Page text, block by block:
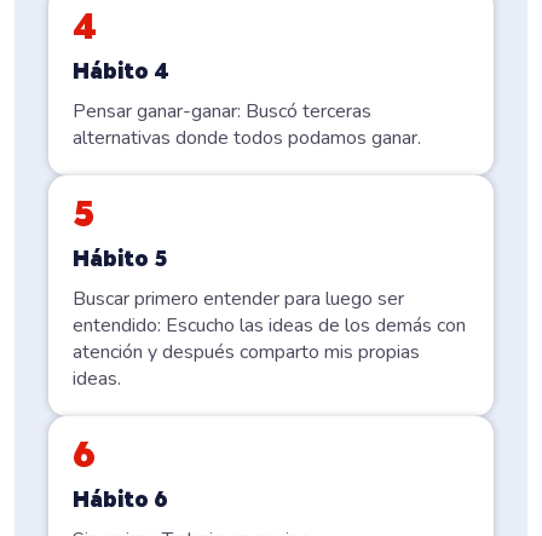
4
Hábito 4
Pensar ganar-ganar: Buscó terceras
alternativas donde todos podamos ganar.
5
Hábito 5
Buscar primero entender para luego ser
entendido: Escucho las ideas de los demás con
atención y después comparto mis propias
ideas.
6
Hábito 6